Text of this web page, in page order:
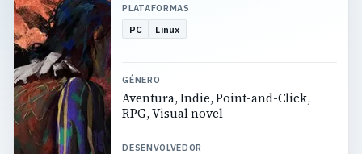
PLATAFORMAS
PC Linux
GÉNERO
Aventura, Indie, Point-and-Click,
RPG, Visual novel
DESENVOLVEDOR